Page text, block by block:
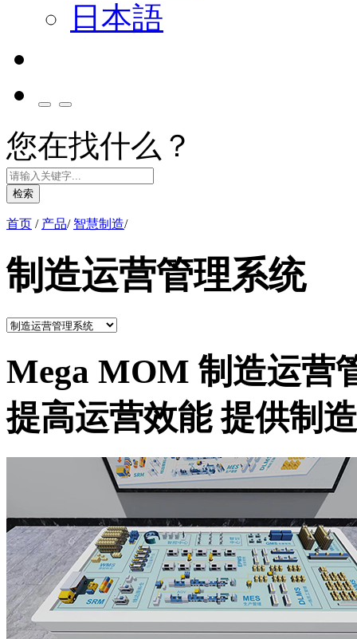
日本語
您在找什么？
检索
首页 / 产品/ 智慧制造/
制造运营管理系统
Mega MOM 制造运营
提高运营效能 提供制